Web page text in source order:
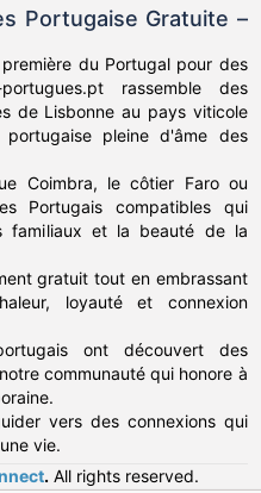
Portugaise Gratuite –
du Portugal pour des
rassemble des
de Lisbonne au pays viticole
pleine d'âme des
Coimbra, le côtier Faro ou
Portugais compatibles qui
familiaux et la beauté de la
gratuit tout en embrassant
loyauté et connexion
ont découvert des
communauté qui honore à
vers des connexions qui
vie.
. All rights reserved.